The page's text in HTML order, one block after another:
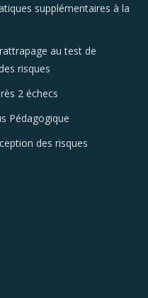
supplémentaires à la
au test de
risques
2 échecs
Pédagogique
des risques